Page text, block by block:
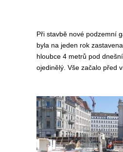
Při stavbě nové podzemní
byla na jeden rok
hloubce 4 metrů pod
ojedinělý. Vše začalo před